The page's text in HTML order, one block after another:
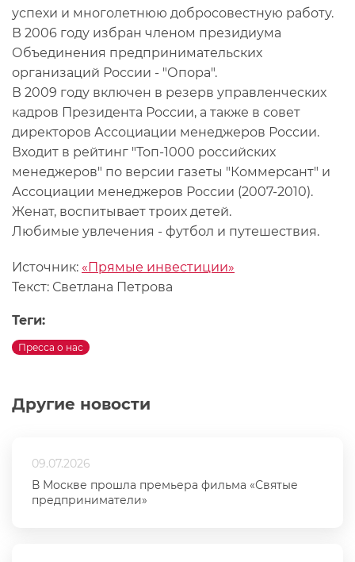
Другие новости
09.07.2026
В Москве прошла премьера фильма «Святые
предприниматели»
успехи и многолетнюю добросовестную работу.
В 2006 году избран членом президиума
Объединения предпринимательских
организаций России - "Опора".
В 2009 году включен в резерв управленческих
кадров Президента России, а также в совет
директоров Ассоциации менеджеров России.
Входит в рейтинг "Топ-1000 российских
менеджеров" по версии газеты "Коммерсант" и
Ассоциации менеджеров России (2007-2010).
Женат, воспитывает троих детей.
Любимые увлечения - футбол и путешествия.
Источник: «Прямые инвестиции»
Текст: Светлана Петрова
Теги:
Пресса о нас